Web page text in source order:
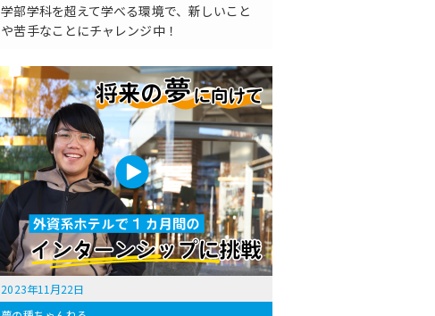
学部学科を超えて学べる環境で、新しいこと
や苦手なことにチャレンジ中！
2023年11月22日